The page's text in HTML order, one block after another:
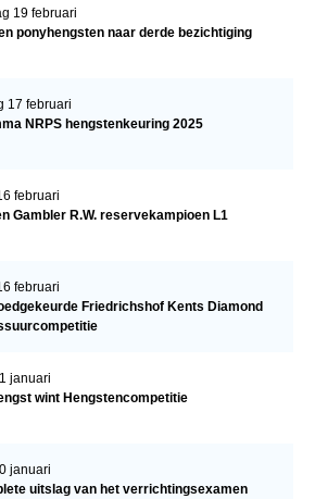
19 februari
ponyhengsten naar derde bezichtiging
17 februari
NRPS hengstenkeuring 2025
februari
Gambler R.W. reservekampioen L1
februari
Friedrichshof Kents Diamond
januari
wint Hengstencompetitie
januari
uitslag van het verrichtingsexamen